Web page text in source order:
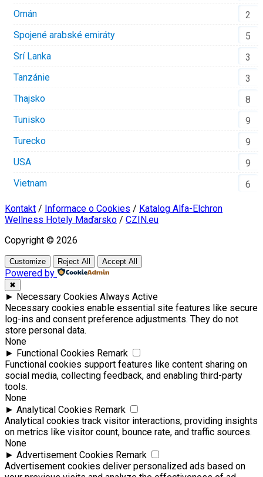
Omán
2
Spojené arabské emiráty
5
Srí Lanka
3
Tanzánie
3
Thajsko
8
Tunisko
9
Turecko
9
USA
9
Vietnam
6
Kontakt / Informace o Cookies / Katalog Alfa-Elchron
Wellness Hotely Maďarsko / CZIN.eu
Copyright © 2026
Customize Reject All Accept All
Powered by
✖
► Necessary Cookies Always Active
Necessary cookies enable essential site features like secure
log-ins and consent preference adjustments. They do not
store personal data.
None
► Functional Cookies Remark
Functional cookies support features like content sharing on
social media, collecting feedback, and enabling third-party
tools.
None
► Analytical Cookies Remark
Analytical cookies track visitor interactions, providing insights
on metrics like visitor count, bounce rate, and traffic sources.
None
► Advertisement Cookies Remark
Advertisement cookies deliver personalized ads based on